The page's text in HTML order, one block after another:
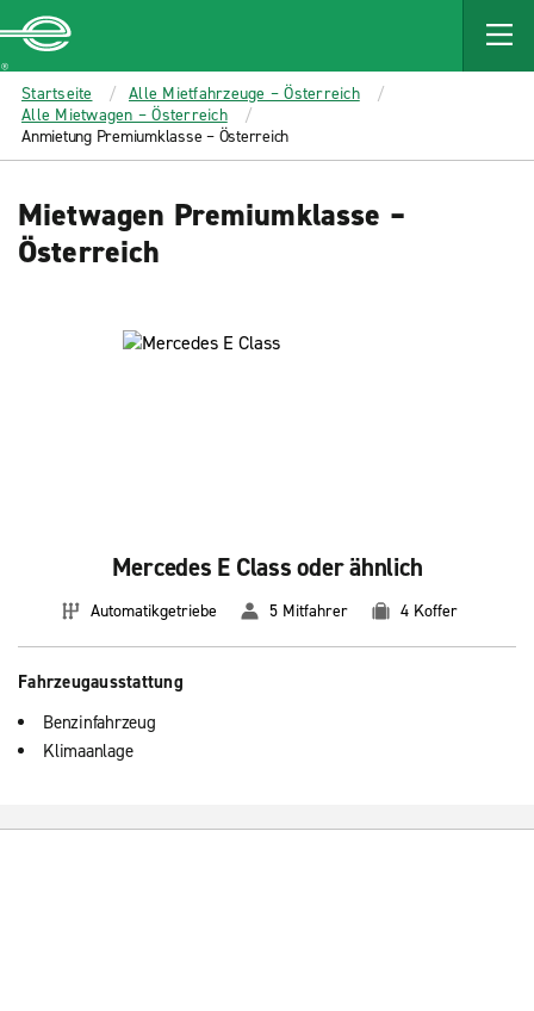
MAIN
CONTENT
Enterprise
Startseite
Alle Mietfahrzeuge – Österreich
Alle Mietwagen – Österreich
Anmietung Premiumklasse – Österreich
Mietwagen Premiumklasse –
Österreich
Mercedes E Class oder ähnlich
Automatikgetriebe 5 Mitfahrer 4 Koffer
Fahrzeugausstattung
Benzinfahrzeug
Klimaanlage